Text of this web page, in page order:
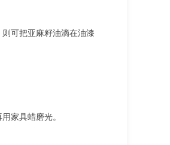
可把亚麻籽油滴在油漆
家具蜡磨光。